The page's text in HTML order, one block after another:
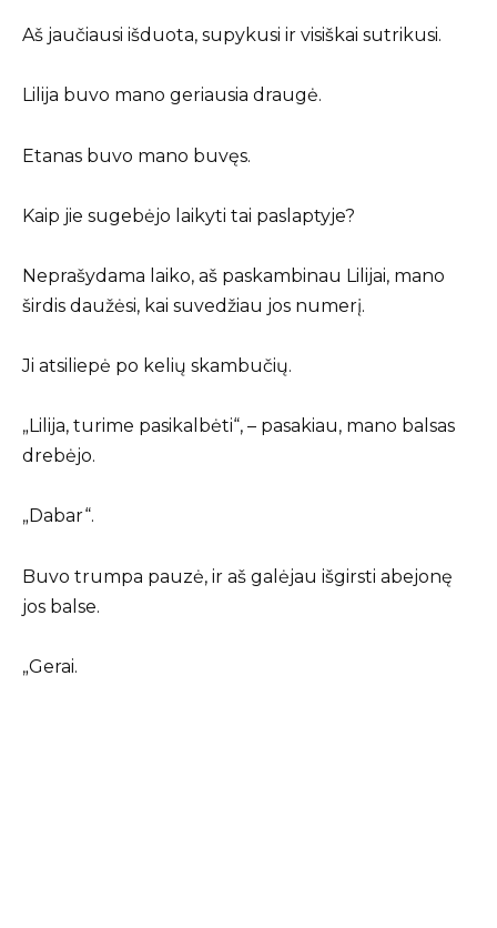
Aš jaučiausi išduota, supykusi ir visiškai sutrikusi.
Lilija buvo mano geriausia draugė.
Etanas buvo mano buvęs.
Kaip jie sugebėjo laikyti tai paslaptyje?
Neprašydama laiko, aš paskambinau Lilijai, mano
širdis daužėsi, kai suvedžiau jos numerį.
Ji atsiliepė po kelių skambučių.
„Lilija, turime pasikalbėti“, – pasakiau, mano balsas
drebėjo.
„Dabar“.
Buvo trumpa pauzė, ir aš galėjau išgirsti abejonę
jos balse.
„Gerai.